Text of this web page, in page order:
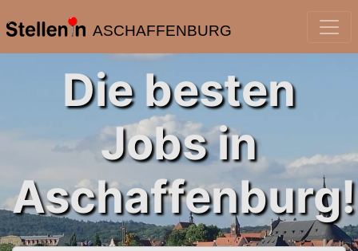
ASCHAFFENBURG
Die besten
Jobs in
Aschaffenburg!